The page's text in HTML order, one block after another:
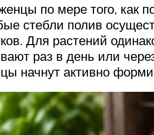
по мере того, как
стебли полив
Для растений
раз в день или
начнут активно